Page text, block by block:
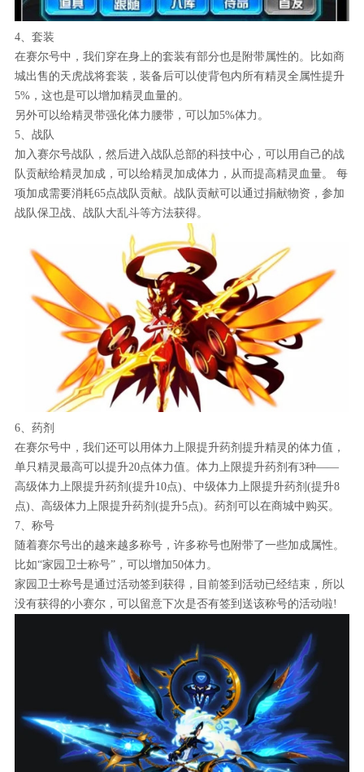
4、套装
在赛尔号中，我们穿在身上的套装有部分也是附带属性的。比如商
城出售的天虎战将套装，装备后可以使背包内所有精灵全属性提升
5%，这也是可以增加精灵血量的。
另外可以给精灵带强化体力腰带，可以加5%体力。
5、战队
加入赛尔号战队，然后进入战队总部的科技中心，可以用自己的战
队贡献给精灵加成，可以给精灵加成体力，从而提高精灵血量。 每
项加成需要消耗65点战队贡献。战队贡献可以通过捐献物资，参加
战队保卫战、战队大乱斗等方法获得。
6、药剂
在赛尔号中，我们还可以用体力上限提升药剂提升精灵的体力值，
单只精灵最高可以提升20点体力值。体力上限提升药剂有3种——
高级体力上限提升药剂(提升10点)、中级体力上限提升药剂(提升8
点)、高级体力上限提升药剂(提升5点)。药剂可以在商城中购买。
7、称号
随着赛尔号出的越来越多称号，许多称号也附带了一些加成属性。
比如“家园卫士称号”，可以增加50体力。
家园卫士称号是通过活动签到获得，目前签到活动已经结束，所以
没有获得的小赛尔，可以留意下次是否有签到送该称号的活动啦!